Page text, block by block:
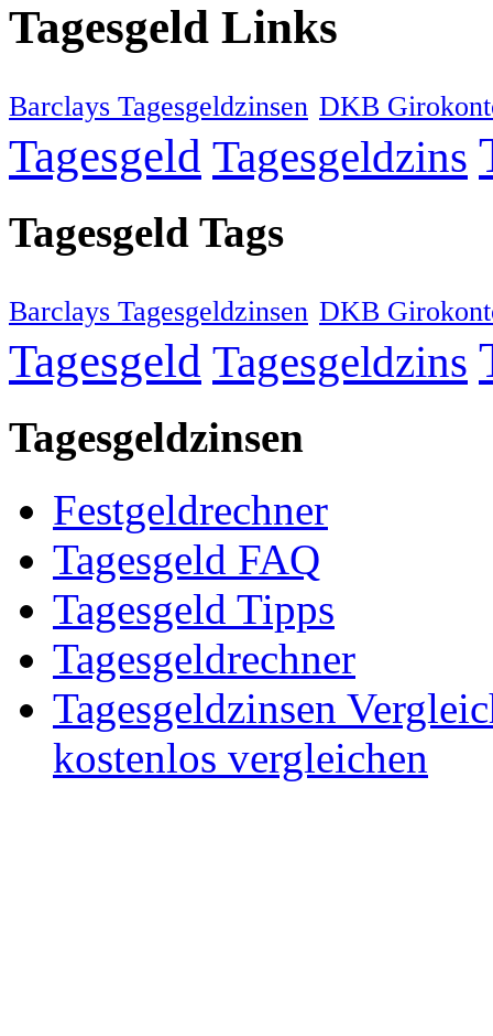
Tagesgeld Links
Barclays Tagesgeldzinsen DKB
Tagesgeld Tagesgeldzins
Tagesgeld Tags
Barclays Tagesgeldzinsen DKB
Tagesgeld Tagesgeldzins
Tagesgeldzinsen
Festgeldrechner
Tagesgeld FAQ
Tagesgeld Tipps
Tagesgeldrechner
Tagesgeldzinsen
kostenlos vergleichen